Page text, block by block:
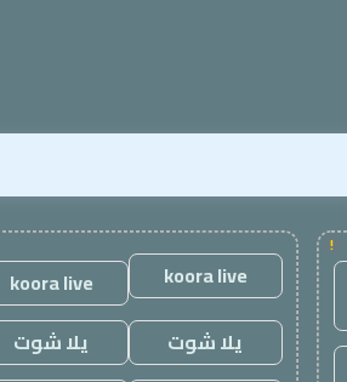
!
koora live
koora live
يلا شوت
يلا شوت